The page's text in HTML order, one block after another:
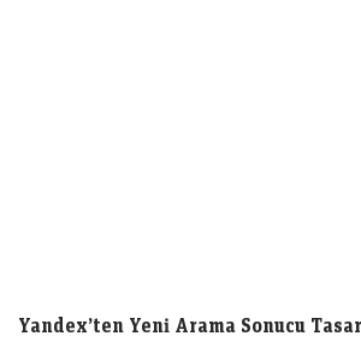
Yandex’ten Yeni Arama Sonucu